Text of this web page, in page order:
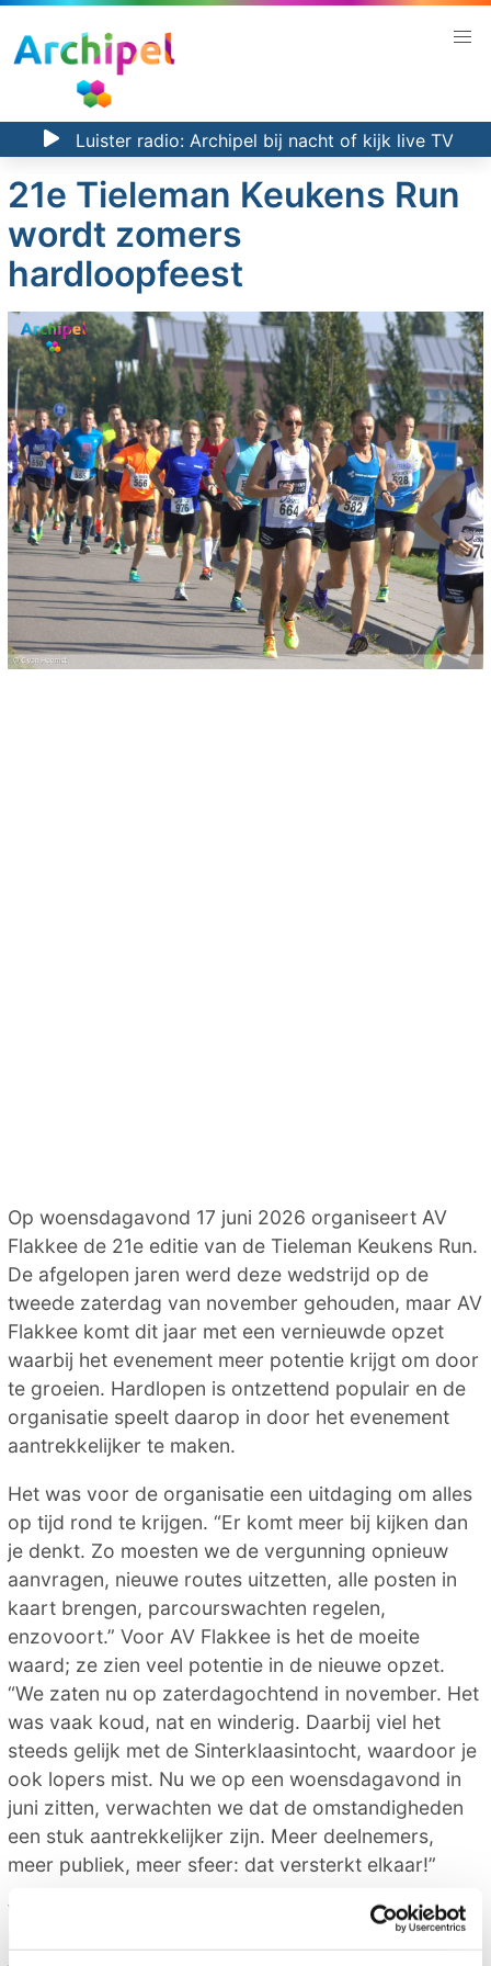
Luister radio: Archipel bij nacht of kijk live TV
21e Tieleman Keukens Run
wordt zomers
hardloopfeest
Op woensdagavond 17 juni 2026 organiseert AV
Flakkee de 21e editie van de Tieleman Keukens Run.
De afgelopen jaren werd deze wedstrijd op de
tweede zaterdag van november gehouden, maar AV
Flakkee komt dit jaar met een vernieuwde opzet
waarbij het evenement meer potentie krijgt om door
te groeien. Hardlopen is ontzettend populair en de
organisatie speelt daarop in door het evenement
aantrekkelijker te maken.
Het was voor de organisatie een uitdaging om alles
op tijd rond te krijgen. “Er komt meer bij kijken dan
je denkt. Zo moesten we de vergunning opnieuw
aanvragen, nieuwe routes uitzetten, alle posten in
kaart brengen, parcourswachten regelen,
enzovoort.” Voor AV Flakkee is het de moeite
waard; ze zien veel potentie in de nieuwe opzet.
“We zaten nu op zaterdagochtend in november. Het
was vaak koud, nat en winderig. Daarbij viel het
steeds gelijk met de Sinterklaasintocht, waardoor je
ook lopers mist. Nu we op een woensdagavond in
juni zitten, verwachten we dat de omstandigheden
een stuk aantrekkelijker zijn. Meer deelnemers,
meer publiek, meer sfeer: dat versterkt elkaar!”
Vernieuwd parcours
De start- en finishlocatie gaat weer terug naar het